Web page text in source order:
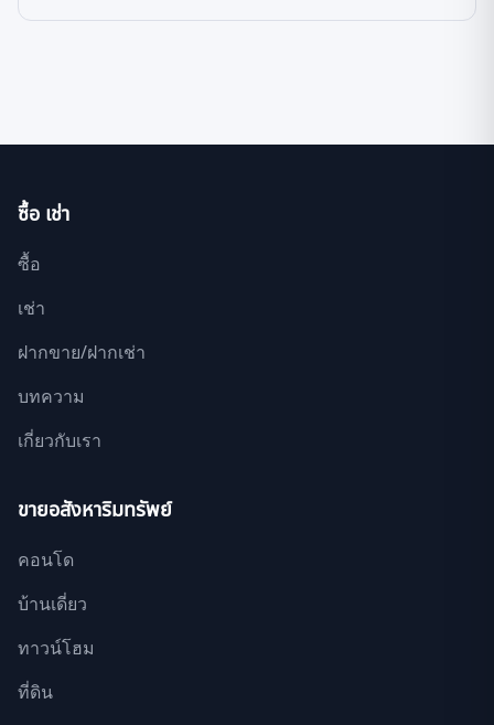
ซื้อ เช่า
ซื้อ
เช่า
ฝากขาย/ฝากเช่า
บทความ
เกี่ยวกับเรา
ขายอสังหาริมทรัพย์
คอนโด
บ้านเดี่ยว
ทาวน์โฮม
ที่ดิน